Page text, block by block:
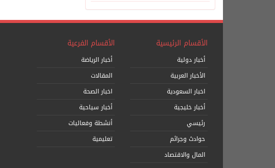
الأقسام الرئيسية
أخبار دولية
الأخبار العربية
اخبار السعودية
أخبار خليجية
رئيسي
حوادث وجرائم
المال والاقتصاد
الأقسام الفرعية
أخبار الرياضة
المقالات
اخبار الصحة
أخبار سياحية
أنشطة وفعاليات
تعليمية